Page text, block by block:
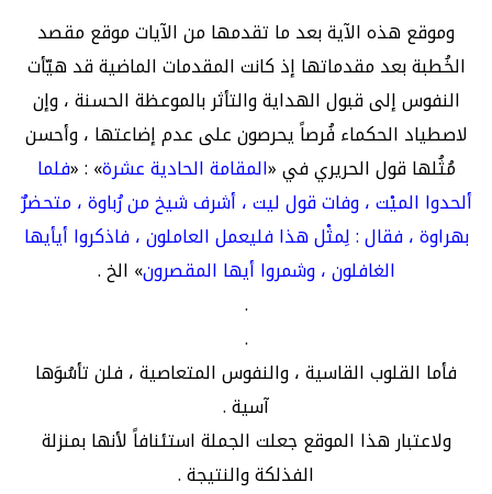
وموقع هذه الآية بعد ما تقدمها من الآيات موقع مقصد
الخُطبة بعد مقدماتها إذ كانت المقدمات الماضية قد هيّأت
النفوس إلى قبول الهداية والتأثر بالموعظة الحسنة ، وإن
لاصطياد الحكماء فُرصاً يحرصون على عدم إضاعتها ، وأحسن
مُثُلها قول الحريري في «المقامة الحادية عشرة» : «فلما
ألحدوا الميْت ، وفات قول ليت ، أشرف شيخ من رُباوة ، متحضرٌ
بهراوة ، فقال : لِمثْل هذا فليعمل العاملون ، فاذكروا أيأيها
الغافلون ، وشمروا أيها المقصرون» الخ .
.
.
فأما القلوب القاسية ، والنفوس المتعاصية ، فلن تأسُوَها
آسية .
ولاعتبار هذا الموقع جعلت الجملة استئنافاً لأنها بمنزلة
الفذلكة والنتيجة .